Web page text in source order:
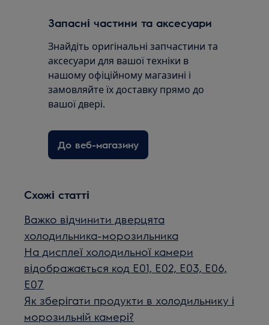
Запасні частини та аксесуари
Знайдіть оригінальні запчастини та
аксесуари для вашої техніки в
нашому офіційному магазині і
замовляйте їх доставку прямо до
вашої двері.
До веб-магазину
Схожі статті
Важко відчинити дверцята
холодильника-морозильника
На дисплеї холодильної камери
відображається код E01, E02, E03, E06,
E07
Як зберігати продукти в холодильнику і
морозильній камері?